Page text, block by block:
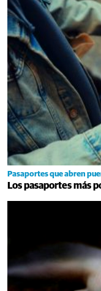
Pasaportes que abren
Los pasaportes más